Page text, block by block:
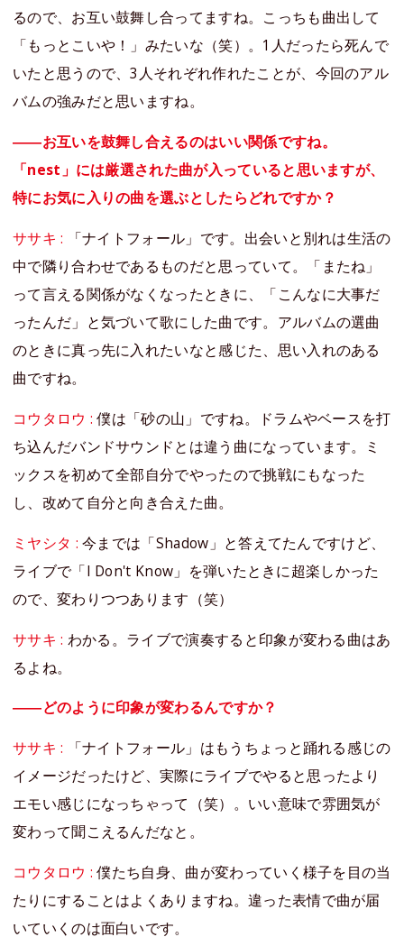
るので、お互い鼓舞し合ってますね。こっちも曲出して
「もっとこいや！」みたいな（笑）。1人だったら死んで
いたと思うので、3人それぞれ作れたことが、今回のアル
バムの強みだと思いますね。
――お互いを鼓舞し合えるのはいい関係ですね。
「nest」には厳選された曲が入っていると思いますが、
特にお気に入りの曲を選ぶとしたらどれですか？
ササキ :
「ナイトフォール」です。出会いと別れは生活の
中で隣り合わせであるものだと思っていて。「またね」
って言える関係がなくなったときに、「こんなに大事だ
ったんだ」と気づいて歌にした曲です。アルバムの選曲
のときに真っ先に入れたいなと感じた、思い入れのある
曲ですね。
コウタロウ :僕は「砂の山」ですね。ドラムやベースを打
ち込んだバンドサウンドとは違う曲になっています。ミ
ックスを初めて全部自分でやったので挑戦にもなった
し、改めて自分と向き合えた曲。
ミヤシタ :今までは「Shadow」と答えてたんですけど、
ライブで「I Don't Know」を弾いたときに超楽しかった
ので、変わりつつあります（笑）
ササキ : わかる。ライブで演奏すると印象が変わる曲はあ
るよね。
――どのように印象が変わるんですか？
ササキ :
「ナイトフォール」はもうちょっと踊れる感じの
イメージだったけど、実際にライブでやると思ったより
エモい感じになっちゃって（笑）。いい意味で雰囲気が
変わって聞こえるんだなと。
コウタロウ :僕たち自身、曲が変わっていく様子を目の当
たりにすることはよくありますね。違った表情で曲が届
いていくのは面白いです。